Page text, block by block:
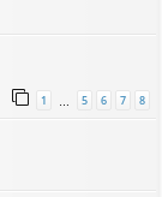
1 5 6 7 8